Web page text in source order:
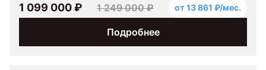
Подробнее
1 099 000 ₽ 1 249 000 ₽ от 13 861 ₽/мес.